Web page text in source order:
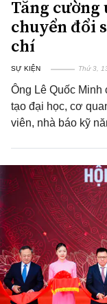
Tăng cường
chuyển đổi
chí
SỰ KIỆN Thứ 3,
Ông Lê Quốc
tạo đại học, cơ
viên, nhà báo kỹ